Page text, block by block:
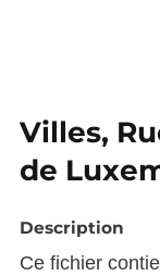
Villes,
de
Description
Ce fichier